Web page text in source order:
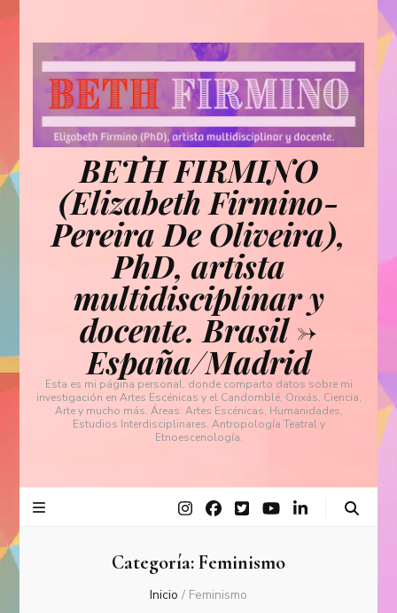
BETH FIRMINO
(Elizabeth Firmino-
Pereira De Oliveira),
PhD, artista
multidisciplinar y
docente. Brasil ->
España/Madrid
Esta es mi página personal, donde comparto datos sobre mi
investigación en Artes Escénicas y el Candomblé, Orixás, Ciencia,
Arte y mucho más. Áreas: Artes Escénicas, Humanidades,
Estudios Interdisciplinares, Antropología Teatral y
Etnoescenología.
Categoría:Feminismo
Inicio / Feminismo